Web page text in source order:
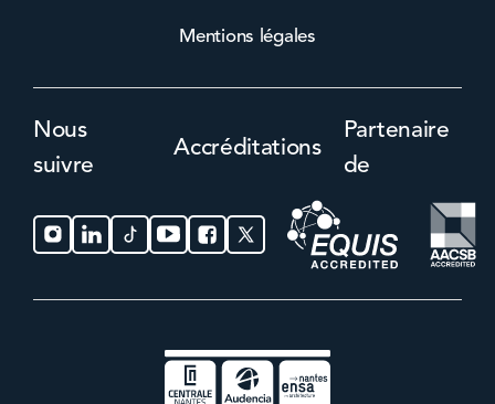
Mentions légales
Nous
suivre
Accréditations
Partenaire
de